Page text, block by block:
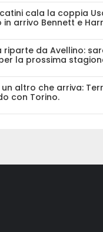
cala la coppia
arrivo Bennett e
riparte da Avellino:
la prossima
un altro che arriva:
con Torino.